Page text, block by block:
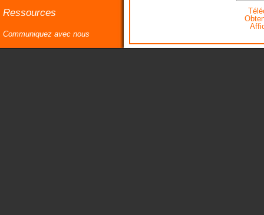
Ressources
Communiquez avec nous